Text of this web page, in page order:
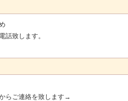
話致します。
らご連絡を致します→